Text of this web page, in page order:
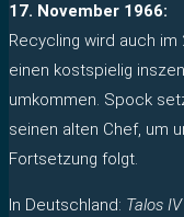
17. November 1966:
Recycling wird auch
einen kostspielig
umkommen. Spock
seinen alten Chef, um
Fortsetzung folgt.
In Deutschland: Talos